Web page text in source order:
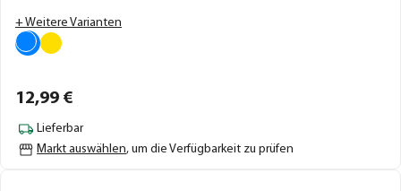
+ Weitere Varianten
12,99 €
Lieferbar
Markt auswählen, um die Verfügbarkeit zu prüfen